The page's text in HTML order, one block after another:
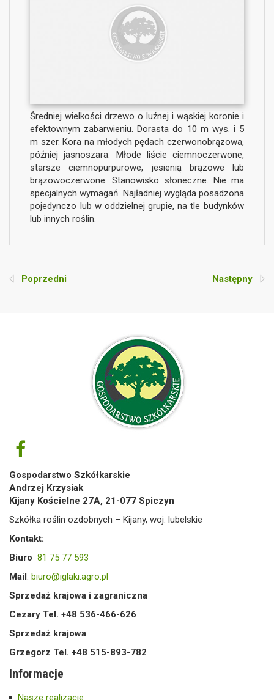
Średniej wielkości drzewo o luźnej i wąskiej koronie i
efektownym zabarwieniu. Dorasta do 10 m wys. i 5
m szer. Kora na młodych pędach czerwonobrązowa,
później jasnoszara. Młode liście ciemnoczerwone,
starsze ciemnopurpurowe, jesienią brązowe lub
brązowoczerwone. Stanowisko słoneczne. Nie ma
specjalnych wymagań. Najładniej wygląda posadzona
pojedynczo lub w oddzielnej grupie, na tle budynków
lub innych roślin.
Poprzedni Następny
Gospodarstwo Szkółkarskie
Andrzej Krzysiak
Kijany Kościelne 27A, 21-077 Spiczyn
Szkółka roślin ozdobnych – Kijany, woj. lubelskie
Kontakt:
Biuro 81 75 77 593
Mail : biuro@iglaki.agro.pl
Sprzedaż krajowa i zagraniczna
Cezary Tel. +48 536-466-626
Sprzedaż krajowa
Grzegorz Tel. +48 515-893-782
Informacje
Nasze realizacje